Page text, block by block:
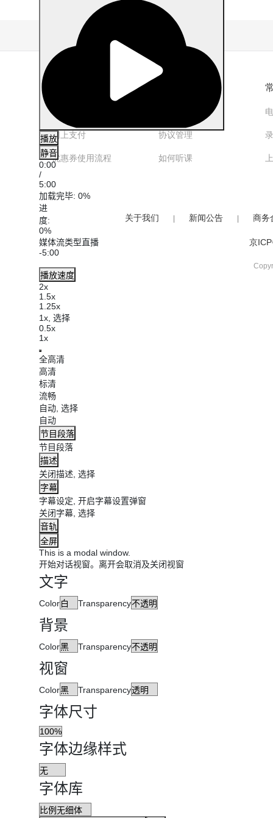
播放
静音
0:00
/
5:00
加载完毕: 0%
进
度:
0%
媒体流类型直播
-5:00
播放速度
2x
1.5x
1.25x
1x , 选择
0.5x
1x
全高清
高清
标清
流畅
自动 , 选择
自动
节目段落
节目段落
描述
关闭描述 , 选择
字幕
字幕设定 , 开启字幕设置弹窗
关闭字幕 , 选择
音轨
全屏
This is a modal window.
开始对话视窗。离开会取消及关闭视窗
文字
Color Transparency
背景
Color Transparency
视窗
Color Transparency
字体尺寸
字体边缘样式
字体库
网上支付
优惠券使用流程
协议管理
如何听课
关于我们 新闻公告 商务
京